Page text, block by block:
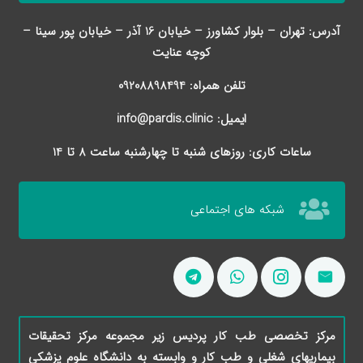
آدرس: تهران – بلوار کشاورز – خیابان 16 آذر – خیابان پور سینا –
کوچه عنایت
تلفن همراه: 09208898494
ایمیل: info@pardis.clinic
ساعات کاری: روزهای شنبه تا چهارشنبه ساعت 8 تا 14
شبکه های اجتماعی
مرکز تخصصی طب کار پردیس زیر مجموعه مرکز تحقیقات
بیماریهای شغلی و طب کار و وابسته به دانشگاه علوم پزشکی